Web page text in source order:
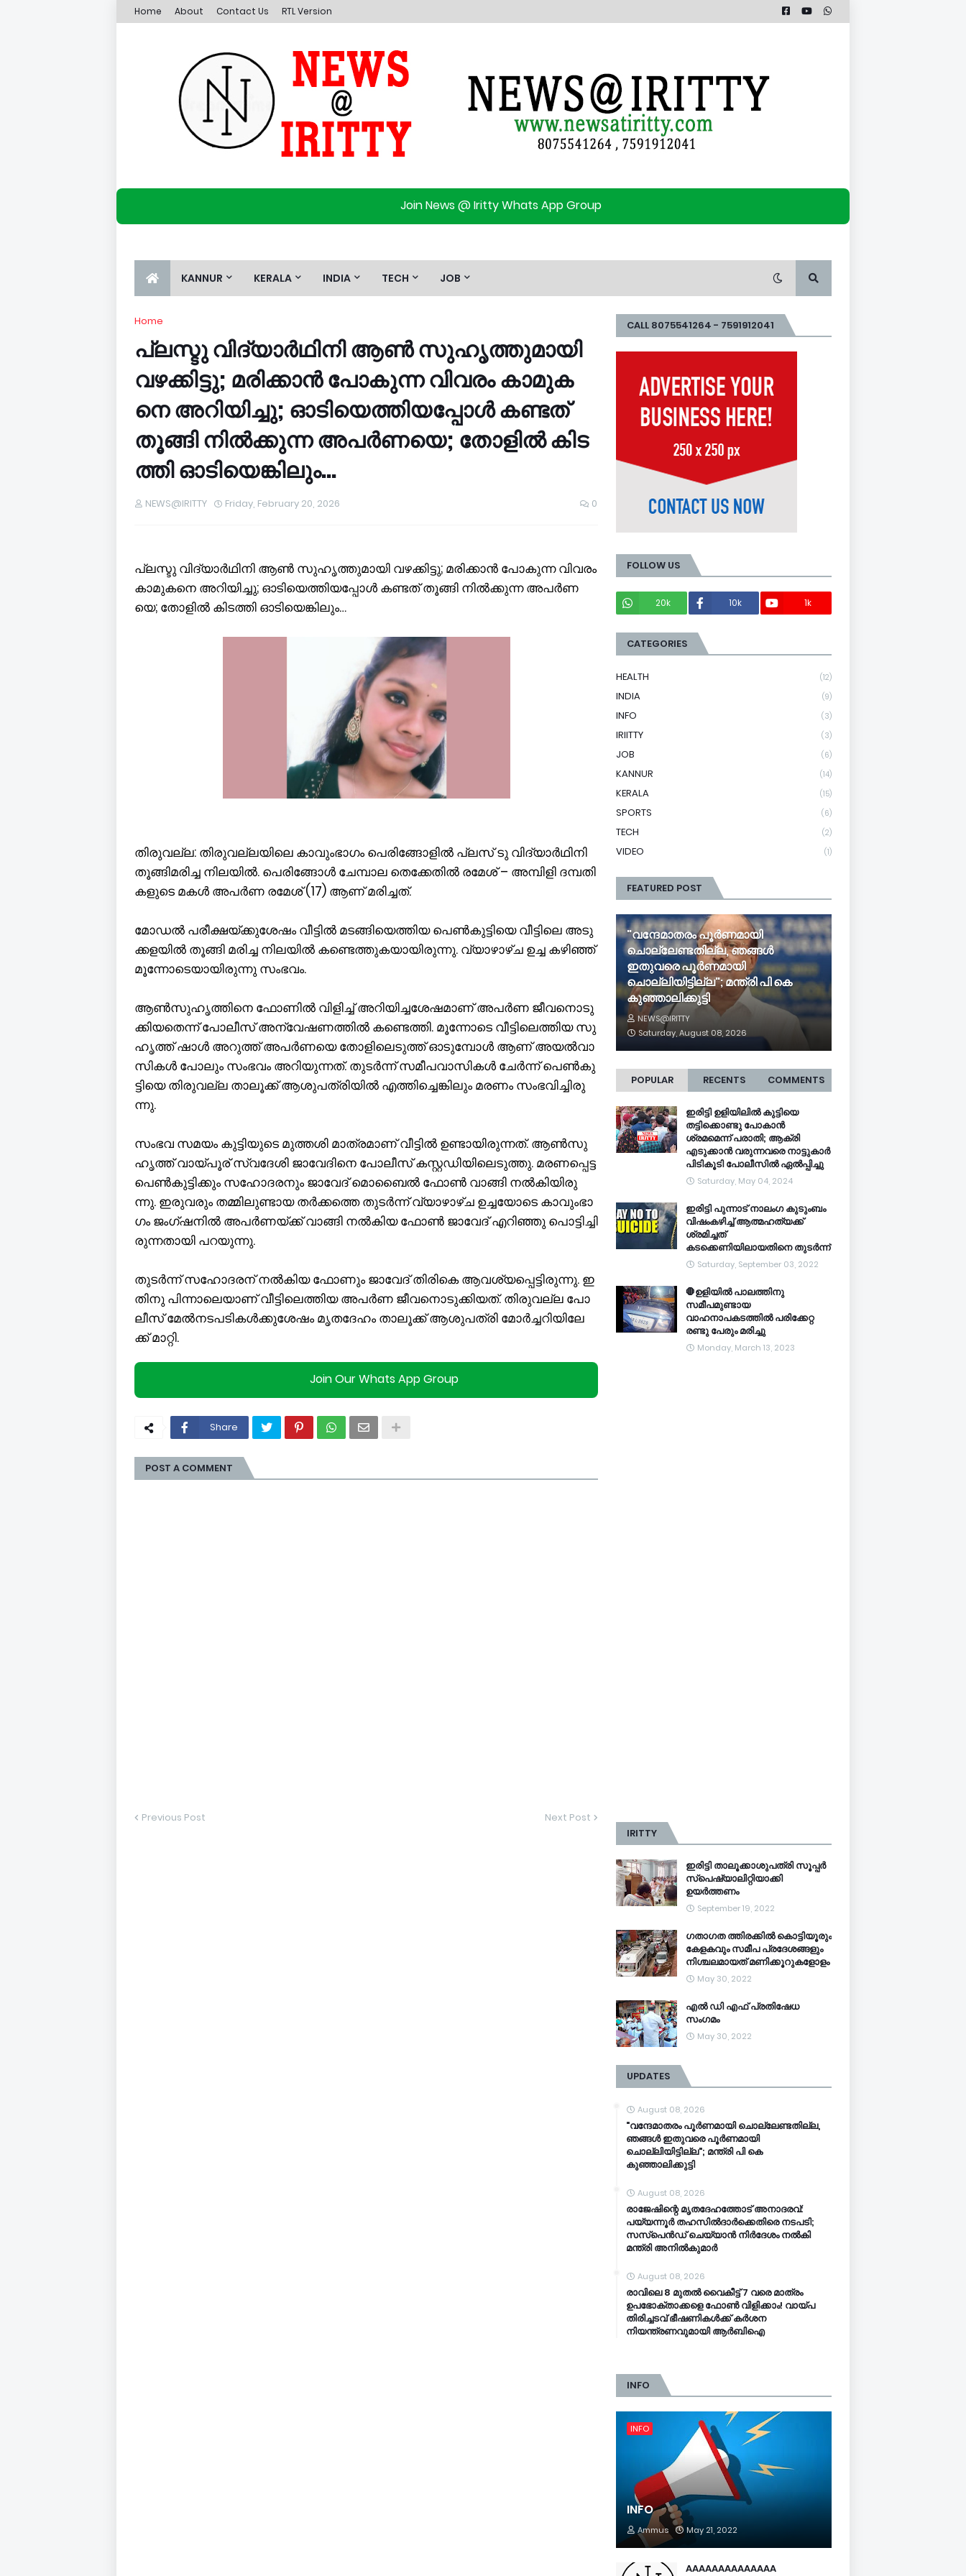
Home About Contact Us RTL Version
Join News @ Iritty Whats App Group
KANNUR KERALA INDIA TECH JOB
Home
പ്ല​സ്ടു വി​ദ്യാ​ർ​ഥി​നി ആ​ൺ സു​ഹൃ​ത്തു​മാ​യി
വ​ഴ​ക്കി​ട്ടു; മ​രി​ക്കാ​ൻ പോ​കു​ന്ന വി​വ​രം കാ​മു​ക​
നെ അ​റി​യി​ച്ചു; ഓ​ടി​യെ​ത്തി​യ​പ്പോ​ൾ ക​ണ്ട​ത്
തൂ​ങ്ങി നി​ൽ​ക്കു​ന്ന അ​പ​ർ​ണ​യെ; തോ​ളി​ൽ കി​ട​
ത്തി ഓ​ടി​യെ​ങ്കി​ലും…
NEWS@IRITTY Friday, February 20, 2026 0
പ്ല​സ്ടു വി​ദ്യാ​ർ​ഥി​നി ആ​ൺ സു​ഹൃ​ത്തു​മാ​യി വ​ഴ​ക്കി​ട്ടു; മ​രി​ക്കാ​ൻ പോ​കു​ന്ന വി​വ​രം
കാ​മു​ക​നെ അ​റി​യി​ച്ചു; ഓ​ടി​യെ​ത്തി​യ​പ്പോ​ൾ ക​ണ്ട​ത് തൂ​ങ്ങി നി​ൽ​ക്കു​ന്ന അ​പ​ർ​ണ​
യെ; തോ​ളി​ൽ കി​ട​ത്തി ഓ​ടി​യെ​ങ്കി​ലും…
തി​രു​വ​ല്ല: തി​രു​വ​ല്ല​യി​ലെ കാ​വും​ഭാ​ഗം പെ​രി​ങ്ങോ​ളി​ല്‍ പ്ല​സ് ടു ​വി​ദ്യാ​ർ​ഥി​നി
തൂ​ങ്ങി​മ​രി​ച്ച നി​ല​യി​ൽ. പെ​രി​ങ്ങോ​ൾ ചേ​മ്പാ​ല തെ​ക്കേ​തി​ൽ ര​മേ​ശ് – അ​മ്പി​ളി ദ​മ്പ​തി​
ക​ളു​ടെ മ​ക​ൾ അ​പ​ർ​ണ ര​മേ​ശ് (17) ആ​ണ് മ​രി​ച്ച​ത്.
മോ​ഡ​ൽ പ​രീ​ക്ഷ​യ്ക്കു​ശേ​ഷം വീ​ട്ടി​ൽ മ​ട​ങ്ങി​യെ​ത്തി​യ പെ​ൺ​കു​ട്ടി​യെ വീ​ട്ടി​ലെ അ​ടു​
ക്ക​ള​യി​ൽ തൂ​ങ്ങി മ​രി​ച്ച നി​ല​യി​ൽ ക​ണ്ടെ​ത്തു​ക​യാ​യി​രു​ന്നു. വ്യാ​ഴാ​ഴ്ച ഉ​ച്ച ക​ഴി​ഞ്ഞ്
മൂ​ന്നോ​ടെ​യാ​യി​രു​ന്നു സം​ഭ​വം.
ആ​ൺ​സു​ഹൃ​ത്തി​നെ ഫോ​ണി​ൽ വി​ളി​ച്ച് അ​റി​യി​ച്ച​ശേ​ഷ​മാ​ണ് അ​പ​ർ​ണ ജീ​വ​നൊ​ടു​
ക്കി​യ​തെ​ന്ന് പോ​ലീ​സ് അ​ന്വേ​ഷ​ണ​ത്തി​ൽ ക​ണ്ടെ​ത്തി. മൂ​ന്നോ​ടെ വീ​ട്ടി​ലെ​ത്തി​യ സു​
ഹൃ​ത്ത് ഷാ​ൾ അ​റു​ത്ത് അ​പ​ർ​ണ​യെ തോ​ളി​ലെ​ടു​ത്ത് ഓ​ടു​മ്പോ​ൾ ആ​ണ് അ​യ​ൽ​വാ​
സി​ക​ൾ പോ​ലും സം​ഭ​വം അ​റി​യു​ന്ന​ത്. തു​ട​ർ​ന്ന് സ​മീ​പ​വാ​സി​ക​ൾ ചേ​ർ​ന്ന് പെ​ൺ​കു​
ട്ടി​യെ തി​രു​വ​ല്ല താ​ലൂ​ക്ക് ആ​ശു​പ​ത്രി​യി​ൽ എ​ത്തി​ച്ചെ​ങ്കി​ലും മ​ര​ണം സം​ഭ​വി​ച്ചി​രു​
ന്നു.
സം​ഭ​വ സ​മ​യം കു​ട്ടി​യു​ടെ മു​ത്ത​ശി മാ​ത്ര​മാ​ണ് വീ​ട്ടി​ൽ ഉ​ണ്ടാ​യി​രു​ന്ന​ത്. ആ​ൺ​സു​
ഹൃ​ത്ത് വാ​യ്പൂ​ര് സ്വ​ദേ​ശി ജാ​വേ​ദി​നെ പോ​ലീ​സ് ക​സ്റ്റ​ഡി​യി​ലെ​ടു​ത്തു. മ​ര​ണ​പ്പെ​ട്ട
പെ​ൺ​കു​ട്ടി​ക്കും സ​ഹോ​ദ​ര​നും ജാ​വേ​ദ് മൊ​ബൈ​ൽ ഫോ​ൺ വാ​ങ്ങി ന​ൽ​കി​യി​രു​
ന്നു. ഇ​രു​വ​രും ത​മ്മി​ലു​ണ്ടാ​യ ത​ർ​ക്ക​ത്തെ തു​ട​ർ​ന്ന് വ്യാ​ഴാ​ഴ്ച ഉ​ച്ച​യോ​ടെ കാ​വും​ഭാ​
ഗം ജം​ഗ്ഷ​നി​ൽ അ​പ​ർ​ണ​യ്ക്ക് വാ​ങ്ങി ന​ൽ​കി​യ ഫോ​ൺ ജാ​വേ​ദ് എ​റി​ഞ്ഞു പൊ​ട്ടി​ച്ചി​
രു​ന്ന​താ​യി പ​റ​യു​ന്നു.
തു​ട​ർ​ന്ന് സ​ഹോ​ദ​ര​ന് ന​ൽ​കി​യ ഫോ​ണും ജാ​വേ​ദ് തി​രി​കെ ആ​വ​ശ്യ​പ്പെ​ട്ടി​രു​ന്നു. ഇ​
തി​നു പി​ന്നാ​ലെ​യാ​ണ് വീ​ട്ടി​ലെ​ത്തി​യ അ​പ​ർ​ണ ജീ​വ​നൊ​ടു​ക്കി​യ​ത്. തി​രു​വ​ല്ല പോ​
ലീ​സ് മേ​ൽ​ന​ട​പ​ടി​ക​ൾ​ക്കു​ശേ​ഷം മൃ​ത​ദേ​ഹം താ​ലൂ​ക്ക് ആ​ശു​പ​ത്രി മോ​ർ​ച്ച​റി​യി​ലേ​
ക്ക് മാ​റ്റി.
Join Our Whats App Group
Share
POST A COMMENT
Previous Post Next Post
CALL 8075541264 - 7591912041
FOLLOW US
20k
10k 1k
CATEGORIES
HEALTH (12)
INDIA (9)
INFO (3)
IRIITTY (3)
JOB (6)
KANNUR (14)
KERALA (15)
SPORTS (6)
TECH (2)
VIDEO (1)
FEATURED POST
"വന്ദേമാതരം പൂർണമായി
ചൊല്ലേണ്ടതില്ല, ഞങ്ങൾ
ഇതുവരെ പൂർണമായി
ചൊല്ലിയിട്ടില്ല"; മന്ത്രി പി കെ
കുഞ്ഞാലിക്കുട്ടി
NEWS@IRITTY
Saturday, August 08, 2026
POPULAR RECENTS COMMENTS
ഇരിട്ടി ഉളിയിലിൽ കുട്ടിയെ
തട്ടിക്കൊണ്ടു പോകാൻ
ശ്രമമെന്ന് പരാതി; ആക്രി
എടുക്കാൻ വരുന്നവരെ നാട്ടുകാർ
പിടികൂടി പോലീസിൽ ഏൽപ്പിച്ചു
Saturday, May 04, 2024
ഇരിട്ടി പുന്നാട് നാലംഗ കുടുംബം
വിഷംകഴിച്ച്‌ ആത്മഹത്യക്ക്
ശ്രമിച്ചത്
കടക്കെണിയിലായതിനെ തുടർന്ന്
Saturday, September 03, 2022
🛑ഉളിയിൽ പാലത്തിനു
സമീപമുണ്ടായ
വാഹനാപകടത്തിൽ പരിക്കേറ്റ
രണ്ടു പേരും മരിച്ചു
Monday, March 13, 2023
IRITTY
ഇരിട്ടി താലൂക്കാശുപത്രി സൂപ്പർ
സ്‌പെഷ്യാലിറ്റിയാക്കി
ഉയർത്തണം
September 19, 2022
ഗതാഗത ത്തിരക്കിൽ കൊട്ടിയൂരും
കേളകവും സമീപ പ്രദേശങ്ങളും
നിശ്ചലമായത് മണിക്കൂറുകളോളം
May 30, 2022
എൽ ഡി എഫ് പ്രതിഷേധ
സംഗമം
May 30, 2022
UPDATES
August 08, 2026
"വന്ദേമാതരം പൂർണമായി ചൊല്ലേണ്ടതില്ല,
ഞങ്ങൾ ഇതുവരെ പൂർണമായി
ചൊല്ലിയിട്ടില്ല"; മന്ത്രി പി കെ
കുഞ്ഞാലിക്കുട്ടി
August 08, 2026
രാജേഷിന്റെ മൃതദേഹത്തോട് അനാദരവ്:
പയ്യന്നൂർ തഹസിൽദാർക്കെതിരെ നടപടി;
സസ്‌പെൻഡ് ചെയ്യാൻ നിർദേശം നൽകി
മന്ത്രി അനിൽകുമാർ
August 08, 2026
രാവിലെ 8 മുതൽ വൈകീട്ട് 7 വരെ മാത്രം
ഉപഭോക്താക്കളെ ഫോൺ വിളിക്കാം! വായ്പ
തിരിച്ചടവ് ഭീഷണികൾക്ക് കർശന
നിയന്ത്രണവുമായി ആർബിഐ
INFO
INFO
INFO
Ammus May 21, 2022
AAAAAAAAAAAAAA